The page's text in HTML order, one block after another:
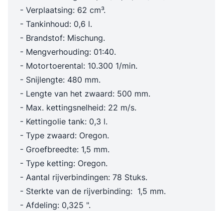
- Verplaatsing: 62 cm³.
- Tankinhoud: 0,6 l.
- Brandstof: Mischung.
- Mengverhouding: 01:40.
- Motortoerental: 10.300 1/min.
- Snijlengte: 480 mm.
- Lengte van het zwaard: 500 mm.
- Max. kettingsnelheid: 22 m/s.
- Kettingolie tank: 0,3 l.
- Type zwaard: Oregon.
- Groefbreedte: 1,5 mm.
- Type ketting: Oregon.
- Aantal rijverbindingen: 78 Stuks.
- Sterkte van de rijverbinding: 1,5 mm.
- Afdeling: 0,325 ".